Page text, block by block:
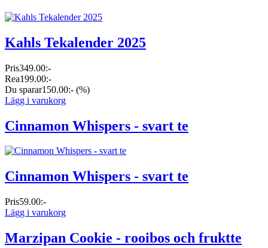
Kahls Tekalender 2025
Pris349.00:-
Rea199.00:-
Du sparar150.00:- (%)
Lägg i varukorg
Cinnamon Whispers - svart te
Cinnamon Whispers - svart te
Pris59.00:-
Lägg i varukorg
Marzipan Cookie - rooibos och fruktte